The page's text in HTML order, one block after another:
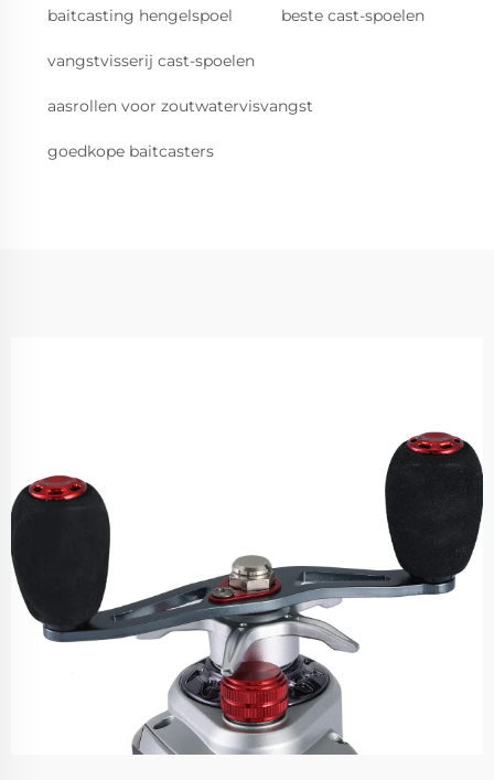
baitcasting hengelspoel beste cast-spoelen
vangstvisserij cast-spoelen
aasrollen voor zoutwatervisvangst
goedkope baitcasters